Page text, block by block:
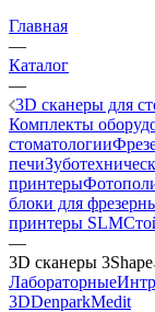
Главная
—
Каталог
—
3D сканеры для
Комплекты
стоматологии
печи
принтеры
блоки для
принтеры SLM
—
3D сканеры 3Shape
Лабораторные
3DDenparkMedit